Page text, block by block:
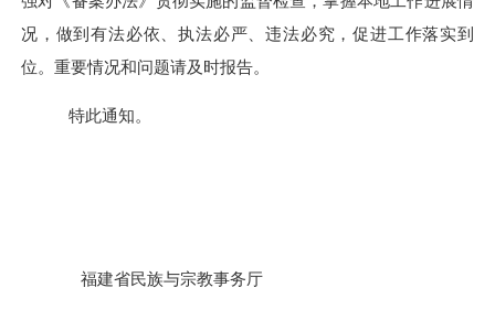
况，做到有法必依、执法必严、违法必究 ，促进工作落实到
位。重要情况和问题请及时报告。
特此通知。
福建省民族与宗教事务厅